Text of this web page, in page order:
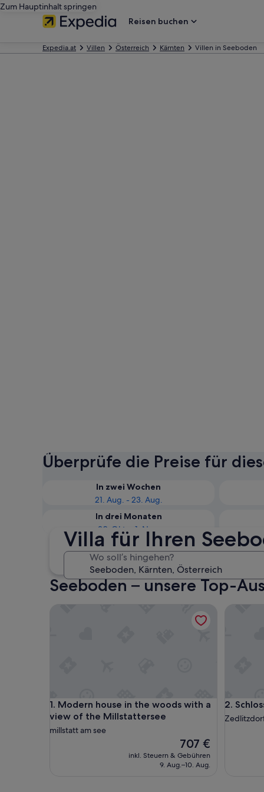
Zum Hauptinhalt springen
Reisen buchen
Expedia.at Villen Österreich Kärnten Villen in Seeboden
Villa für Ihren
Wo soll’s hingehen?
Überprüfe die Preise für
In zwei Wochen
21. Aug. - 23. Aug.
In drei Monaten
30. Okt. - 1. Nov.
Seeboden – unsere Top-
1. Modern house in the woods with a
view of the Millstattersee
Modern house in the woods with a view of the
millstatt am see
Der
Preis
beträgt
707 €
inkl. Steuern & Gebühren
9. Aug.–10. Aug.
2.
Schloss